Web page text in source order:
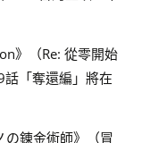
》（Re: 從零開始
「奪還編」將在
錬金術師》（冒